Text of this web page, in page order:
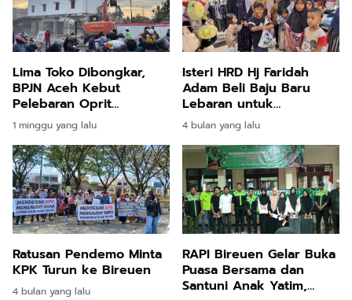
Lima Toko Dibongkar,
BPJN Aceh Kebut
Pelebaran Oprit
Jembatan Baru Kuta
Blang
1 minggu yang lalu
Isteri HRD Hj Faridah
Adam Beli Baju Baru
Lebaran untuk
Pengungsi Banjir di
Bireuen
4 bulan yang lalu
Ratusan Pendemo Minta
KPK Turun ke Bireuen
4 bulan yang lalu
RAPI Bireuen Gelar Buka
Puasa Bersama dan
Santuni Anak Yatim,